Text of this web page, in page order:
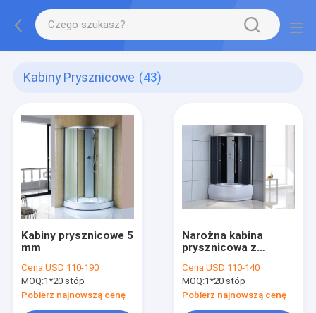
Kabiny Prysznicowe (43)
Kabiny prysznicowe 5
mm
Cena:USD 110-190
MOQ:1*20 stóp
Pobierz najnowszą cenę
Narożna kabina
prysznicowa z
Cena:USD 110-140
MOQ:1*20 stóp
Pobierz najnowszą cenę